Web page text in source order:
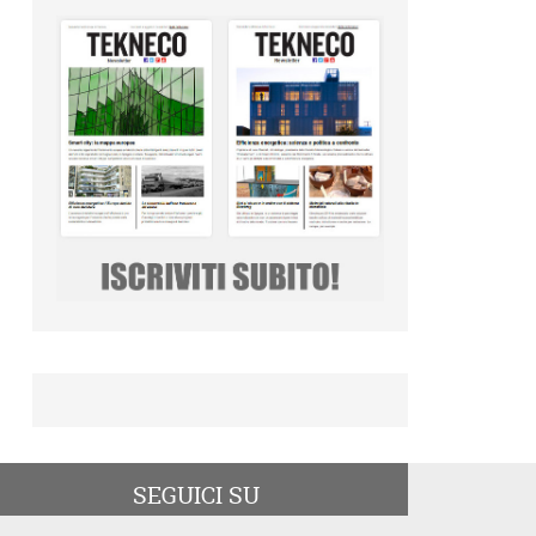
SEGUICI SU